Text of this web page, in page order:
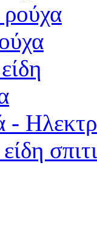
ρούχα
-